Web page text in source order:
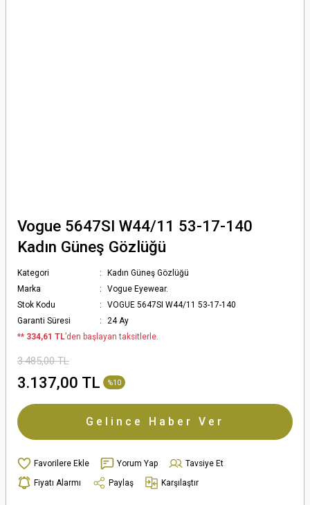
Vogue 5647SI W44/11 53-17-140
Kadın Güneş Gözlüğü
Kategori
Kadın Güneş Gözlüğü
Marka
Vogue Eyewear.
Stok Kodu
VOGUE 5647SI W44/11 53-17-140
Garanti Süresi
24 Ay
** 334,61 TL’den başlayan taksitlerle.
3.485,00 TL
3.137,00 TL %10
Gelince Haber Ver
Yorum Yap
Tavsiye Et
Fiyatı Alarmı
Paylaş Karşılaştır